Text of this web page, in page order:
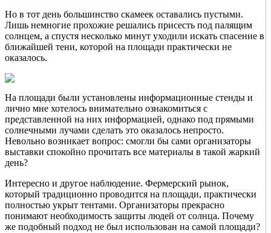
Но в тот день большинство скамеек оставались пустыми.
Лишь немногие прохожие решались присесть под палящим
солнцем, а спустя несколько минут уходили искать спасение в
ближайшей тени, которой на площади практически не
оказалось.
На площади были установлены информационные стенды и
лично мне хотелось внимательно ознакомиться с
представленной на них информацией, однако под прямыми
солнечными лучами сделать это оказалось непросто.
Невольно возникает вопрос: смогли бы сами организаторы
выставки спокойно прочитать все материалы в такой жаркий
день?
Интересно и другое наблюдение. Фермерский рынок,
который традиционно проводится на площади, практически
полностью укрыт тентами. Организаторы прекрасно
понимают необходимость защиты людей от солнца. Почему
же подобный подход не был использован на самой площади?